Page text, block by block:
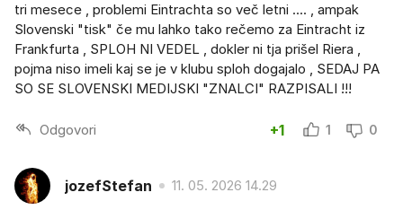
tri mesece , problemi Eintrachta so več letni .... , ampak
Slovenski "tisk" če mu lahko tako rečemo za Eintracht iz
Frankfurta , SPLOH NI VEDEL , dokler ni tja prišel Riera ,
pojma niso imeli kaj se je v klubu sploh dogajalo , SEDAJ PA
SO SE SLOVENSKI MEDIJSKI "ZNALCI" RAZPISALI !!!
Odgovori +1 1 0
jozefStefan 11. 05. 2026 14.29